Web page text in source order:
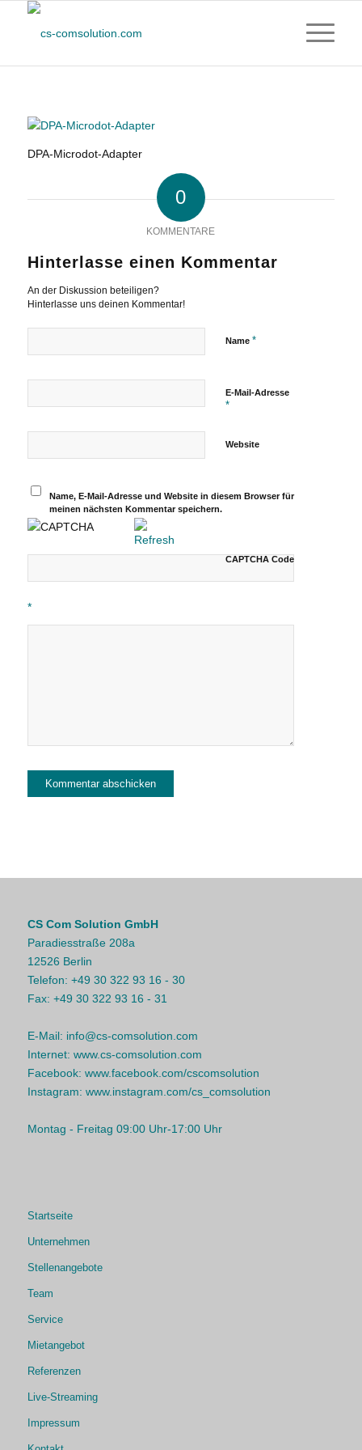
DPA-Microdot-Adapter
0
KOMMENTARE
Hinterlasse einen Kommentar
An der Diskussion beteiligen?
Hinterlasse uns deinen Kommentar!
Name *
E-Mail-Adresse
*
Website
Name, E-Mail-Adresse und Website in diesem Browser für
meinen nächsten Kommentar speichern.
CAPTCHA Code
*
CS Com Solution GmbH
Paradiesstraße 208a
12526 Berlin
Telefon: +49 30 322 93 16 - 30
Fax: +49 30 322 93 16 - 31
E-Mail: info@cs-comsolution.com
Internet: www.cs-comsolution.com
Facebook: www.facebook.com/cscomsolution
Instagram: www.instagram.com/cs_comsolution
Montag - Freitag 09:00 Uhr-17:00 Uhr
Startseite
Unternehmen
Stellenangebote
Team
Service
Mietangebot
Referenzen
Live-Streaming
Impressum